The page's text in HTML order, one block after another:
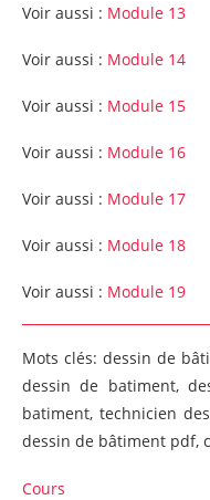
Voir aussi : Module 13
Voir aussi : Module 14
Voir aussi : Module 15
Voir aussi : Module 16
Voir aussi : Module 17
Voir aussi : Module 18
Voir aussi : Module 19
Mots clés: dessin de
dessin de batiment,
batiment, technicien
dessin de bâtiment pdf,
Cours